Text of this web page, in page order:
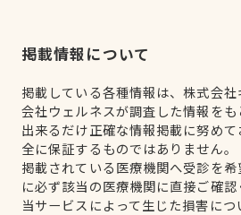
掲載情報について
掲載している各種情報は、株式会
会社ウェルネスが調査した情報をも
出来るだけ正確な情報掲載に努め
全に保証するものではありません。
掲載されている医療機関へ受診を
に必ず該当の医療機関に直接ご確認
当サービスによって生じた損害に